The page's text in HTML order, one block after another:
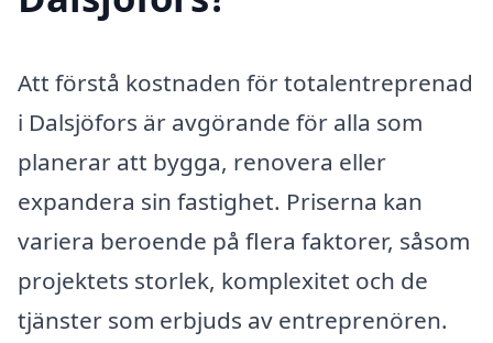
Att förstå kostnaden för totalentreprenad
i Dalsjöfors är avgörande för alla som
planerar att bygga, renovera eller
expandera sin fastighet. Priserna kan
variera beroende på flera faktorer, såsom
projektets storlek, komplexitet och de
tjänster som erbjuds av entreprenören.